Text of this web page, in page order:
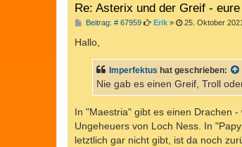
Re: Asterix und der Greif -
Beitrag: # 67959B
r
a
Erik» 25. Oktober
Hallo,
Imperfektus hat geschrieben:
Nie gab es einen Greif, Troll
In "Maestria" gibt es einen Drachen
Ungeheuers von Loch Ness. In
letztlich gar nicht gibt, ist da noch